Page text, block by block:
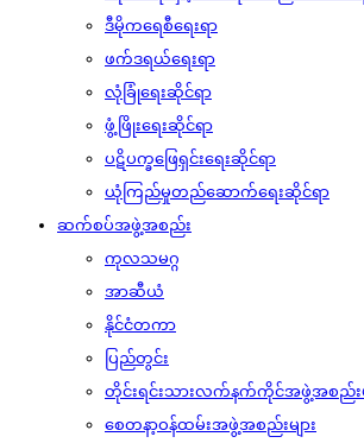
ဒီမိုကရေစီရေးရာ
ဖက်ဒရယ်ရေးရာ
လုံခြုံရေးဆိုင်ရာ
ဖွံ့ဖြိုးရေးဆိုင်ရာ
ပဋိပက္ခဖြေရှင်းရေးဆိုင်ရာ
ယုံကြည်မှုတည်ဆောက်ရေးဆိုင်ရာ
ဆက်စပ်အဖွဲ့အစည်း
ကုလသမဂ္ဂ
အာဆီယံ
နိုင်ငံတကာ
ပြည်တွင်း
တိုင်းရင်းသားလက်နက်ကိုင်အဖွဲ့အစည်းမ
စေတနာ့ဝန်ထမ်းအဖွဲ့အစည်းများ